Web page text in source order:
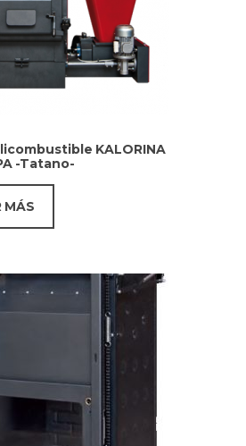
KALORINA
-Tatano-
MÁS